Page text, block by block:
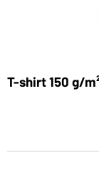
T-shirt 150 g/